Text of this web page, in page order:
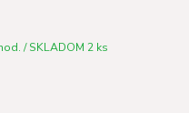
/ SKLADOM 2 ks